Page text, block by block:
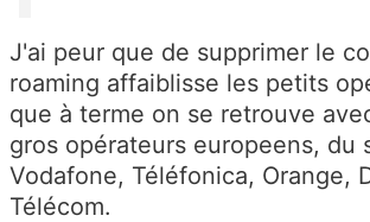
J'ai peur que de supprimer le
roaming affaiblisse les petits
que à terme on se retrouve
gros opérateurs europeens, du
Vodafone, Téléfonica, Orange,
Télécom.